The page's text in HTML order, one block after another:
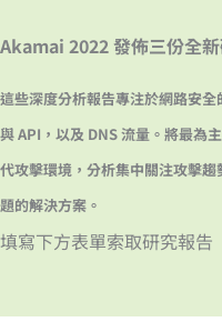
Akamai 2022 發佈三份全
這些深度分析報告專注於網路安
與 API，以及 DNS 流量。將最為
代攻擊環境，分析集中關注攻擊
題的解決方案。
填寫下方表單索取研究報告